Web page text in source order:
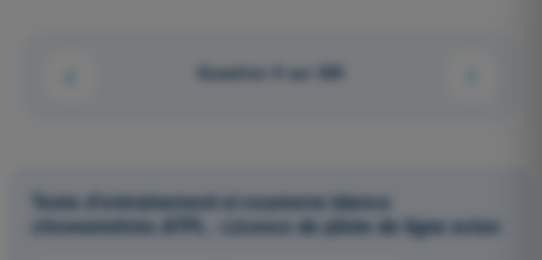
Question 9 sur 920
Tests d'entraînement et examens blancs
chronométrés ATPL - Licence de pilote de ligne avion